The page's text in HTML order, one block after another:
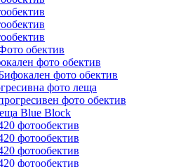
обектив
фото обектив
фото обектив
фото леща
фото обектив
Blue Block
фотообектив
фотообектив
фотообектив
фотообектив